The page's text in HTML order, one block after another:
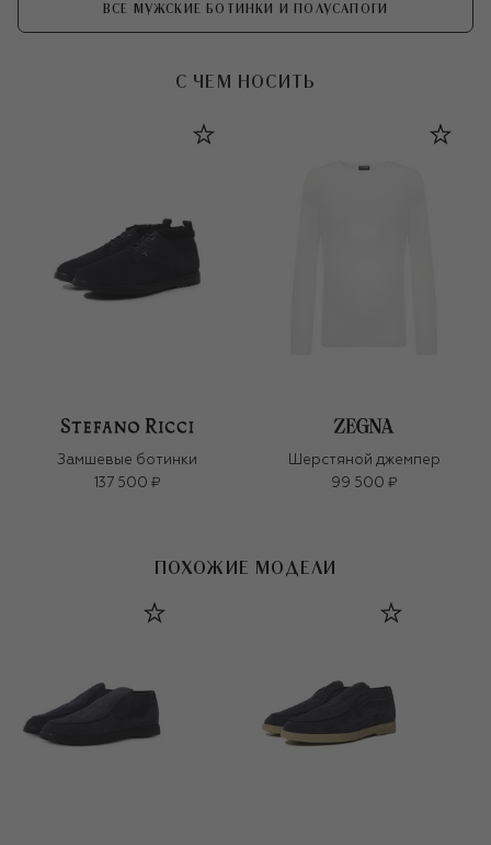
ВСЕ МУЖСКИЕ БОТИНКИ И ПОЛУСАПОГИ
С ЧЕМ НОСИТЬ
Замшевые ботинки
137 500 ₽
Шерстяной джемпер
99 500 ₽
ПОХОЖИЕ МОДЕЛИ